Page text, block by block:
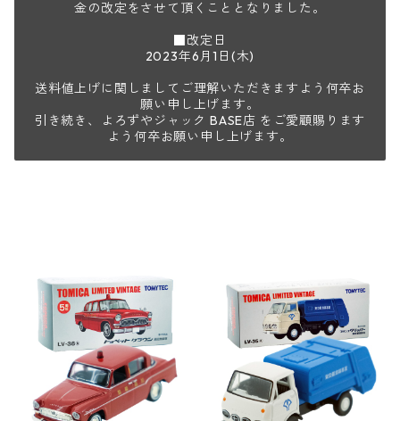
金の改定をさせて頂くこととなりました。
■改定日
2023年6月1日(木)
送料値上げに関しましてご理解いただきますよう何卒お
願い申し上げます。
引き続き、よろずやジャック BASE店 をご愛顧賜ります
よう何卒お願い申し上げます。